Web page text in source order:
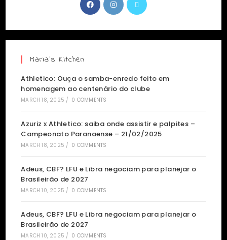
Maria’s Kitchen
Athletico: Ouça o samba-enredo feito em
homenagem ao centenário do clube
MARCH 18, 2025 / 0 COMMENTS
Azuriz x Athletico: saiba onde assistir e palpites –
Campeonato Paranaense – 21/02/2025
MARCH 18, 2025 / 0 COMMENTS
Adeus, CBF? LFU e Libra negociam para planejar o
Brasileirão de 2027
MARCH 10, 2025 / 0 COMMENTS
Adeus, CBF? LFU e Libra negociam para planejar o
Brasileirão de 2027
MARCH 10, 2025 / 0 COMMENTS